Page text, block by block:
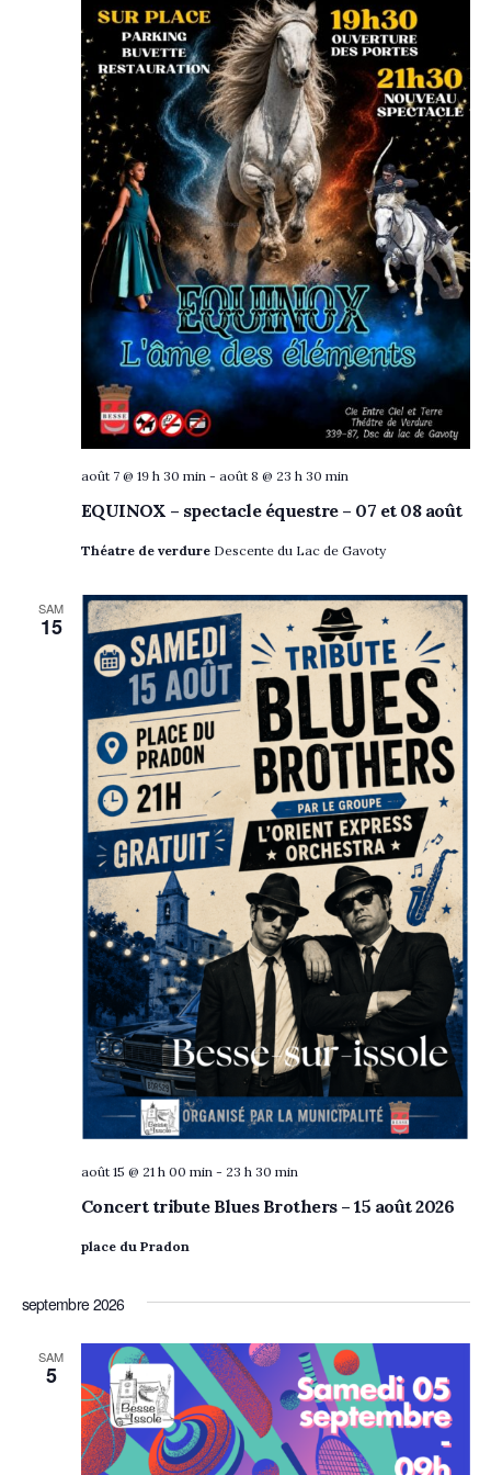
EQUINOX – spectacle équestre – 07 et 08 août
août 7 @ 19 h 30 min - août 8 @ 23 h 30 min
Théatre de verdure Descente du Lac de Gavoty
SAM
15
Concert tribute Blues Brothers – 15 août 2026
août 15 @ 21 h 00 min- 23 h 30 min
place du Pradon
septembre 2026
SAM
5